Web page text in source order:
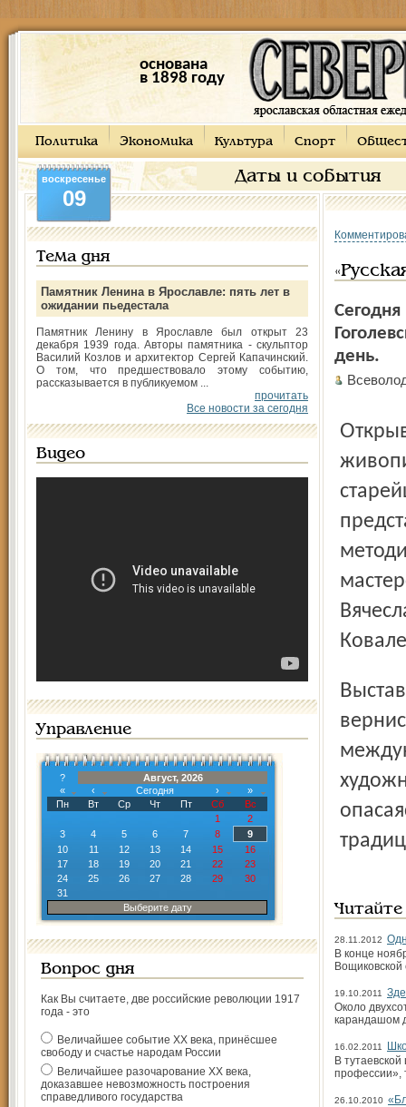
основана
в 1898 году
Политика Экономика Культура Спорт
Даты и события
воскресенье
09
Тема дня
Памятник Ленина в Ярославле: пять лет в
ожидании пьедестала
Памятник Ленину в Ярославле был открыт 23
декабря 1939 года. Авторы памятника - скульптор
Василий Козлов и архитектор Сергей Капачинский.
О том, что предшествовало этому событию,
рассказывается в публикуемом ...
прочитать
Все новости за сегодня
Видео
Управление
?
Август, 2026
«
‹ Сегодня ›
»
Пн
Вт Ср Чт Пт Сб
Вс
1
2
3
4 5 6 7 8
9
10
11 12 13 14 15
16
17
18 19 20 21 22
23
24
25 26 27 28 29
30
31
Выберите дату
Вопрос дня
Как Вы считаете, две российские революции 1917
года - это
Величайшее событие ХХ века, принёсшее
свободу и счастье народам России
Величайшее разочарование ХХ века,
доказавшее невозможность построения
справедливого государства
Сегодня
день.
Открывается выставка «Русская школа», а также вернисаж
Выставка будет открыта в течение двух недель. На
28.11.2012
В конце
19.10.2011
Около
карандашом
16.02.2011
В
профессии»,
26.10.2010